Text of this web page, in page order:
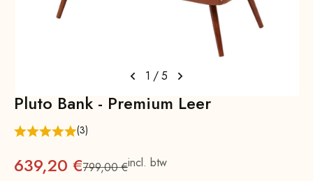
1 /5
Pluto Bank - Premium Leer
(3)
Aanbieding
639,20 €Normale
799,00 €incl. btw